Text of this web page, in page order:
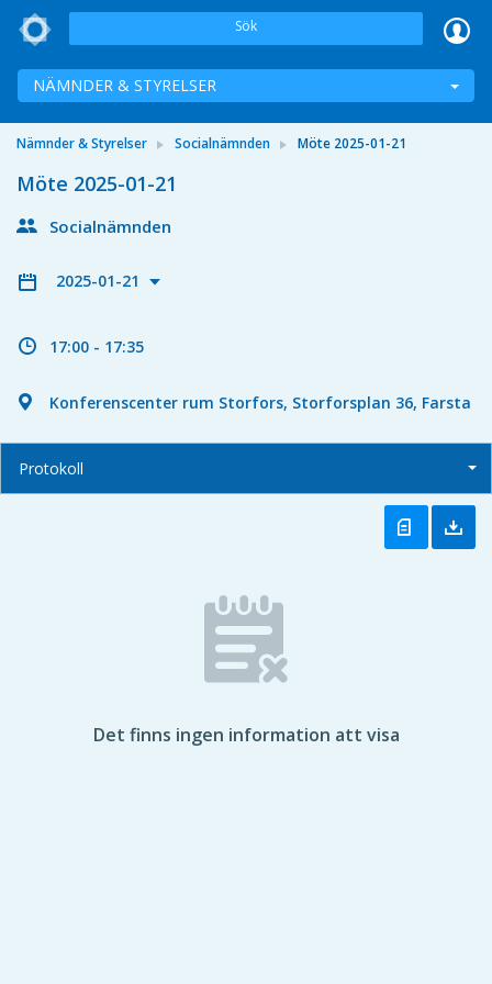
Sök
NÄMNDER & STYRELSER
Nämnder & Styrelser Socialnämnden Möte 2025-01-21
Möte 2025-01-21
Socialnämnden
2025-01-21
17:00 - 17:35
Konferenscenter rum Storfors, Storforsplan 36, Farsta
Protokoll
Det finns ingen information att visa